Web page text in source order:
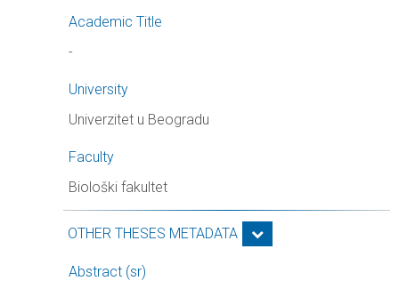
Academic Title
-
University
Univerzitet u Beogradu
Faculty
Biološki fakultet
OTHER THESES METADATA
Abstract (sr)